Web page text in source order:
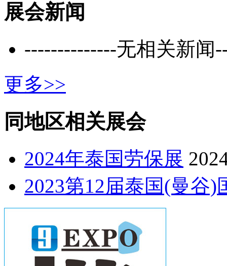
展会新闻
--------------无相关新闻
更多>>
同地区相关展会
2024年泰国劳保展
2023第12届泰国(曼谷